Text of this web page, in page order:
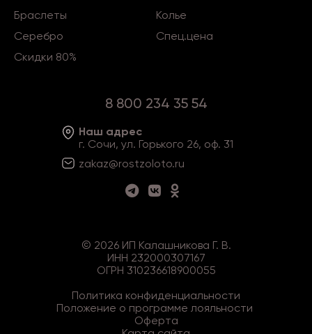
Браслеты
Колье
Серебро
Спец.цена
Скидки 80%
8 800 234 35 54
Наш адрес
г. Сочи, ул. Горького 26, оф. 31
zakaz@rostzoloto.ru
© 2026ИП Калашникова Г. В.
ИНН 232000307167
ОГРН 310236618900055
Политика конфиденциальности
Положение о программе лояльности
Оферта